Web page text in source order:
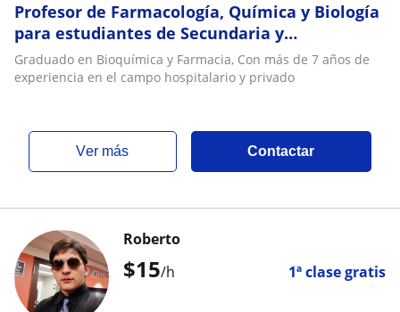
Profesor de Farmacología, Química y Biología
para estudiantes de Secundaria y
Universitarios
Graduado en Bioquímica y Farmacia, Con más de 7 años de
experiencia en el campo hospitalario y privado
ver más Contactar
$15/h 1ª clase gratis
Roberto